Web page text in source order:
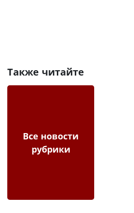
Также читайте
Все новости
рубрики